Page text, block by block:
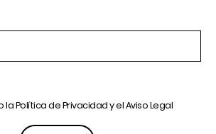
laPolítica de Privacidady elAviso Legal